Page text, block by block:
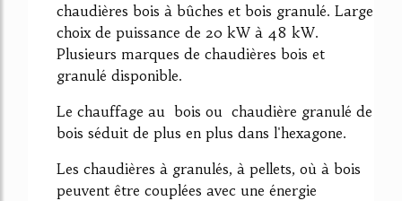
chaudières bois à bûches et bois granulé. Large
choix de puissance de 20 kW à 48 kW.
Plusieurs marques de chaudières bois et
granulé disponible.
Le chauffage au bois ou chaudière granulé de
bois séduit de plus en plus dans l'hexagone.
Les chaudières à granulés, à pellets, où à bois
peuvent être couplées avec une énergie